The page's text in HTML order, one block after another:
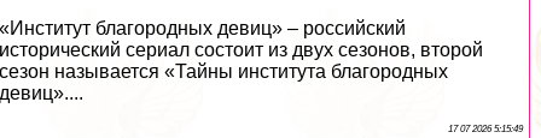
«Институт благородных дeвиц» – российский
исторический сериал состоит из двух сезонов, второй
сезон называется «Тайны института благородных
дeвиц»....
17 07 2026 5:15:49